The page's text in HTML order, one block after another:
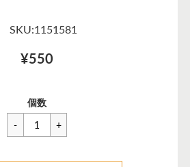
SKU:1151581
¥550
セ
ー
ル
格
一
般
価
¥550
個数